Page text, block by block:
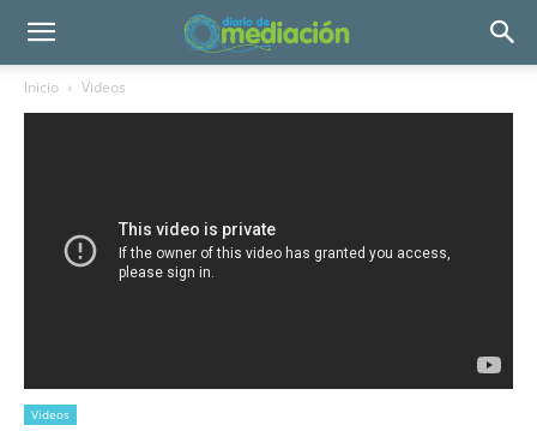
Inicio Videos
Videos